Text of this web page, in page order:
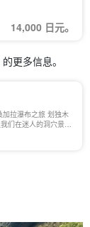
14,000 日元。
更多信息。
拉瀑布之旅 划独木
们在迷人的洞穴景点